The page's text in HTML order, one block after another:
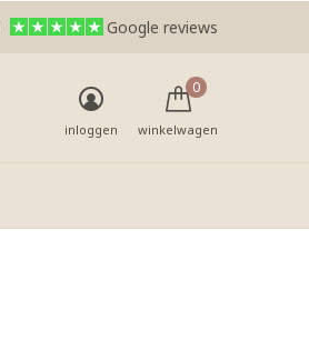
inloggen winkelwagen
0
Google reviews